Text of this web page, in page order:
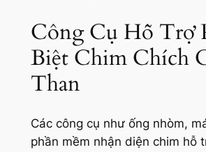
Công Cụ Hỗ Trợ
Biệt Chim Chích
Than
Các công cụ như ống nhòm,
phần mềm nhận diện chim hỗ